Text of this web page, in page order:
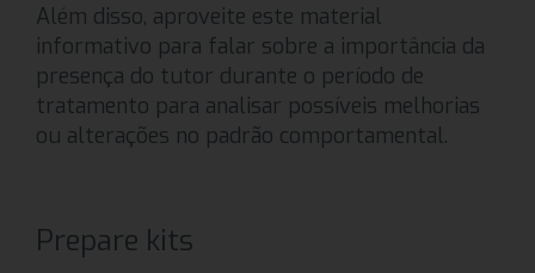
Além disso, aproveite este material
informativo para falar sobre a importância da
presença do tutor durante o período de
tratamento para analisar possíveis melhorias
ou alterações no padrão comportamental.
Prepare kits